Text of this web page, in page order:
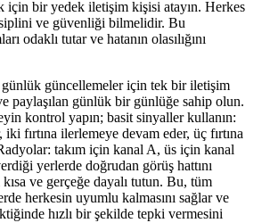
için bir yedek iletişim kişisi atayın. Herkes
ve güvenliği bilmelidir. Bu
odaklı tutar ve hatanın olasılığını
güncellemeler için tek bir iletişim
paylaşılan günlük bir günlüğe sahip olun.
kontrol yapın; basit sinyaller kullanın:
iki fırtına ilerlemeye devam eder, üç fırtına
takım için kanal A, üs için kanal
yerlerde doğrudan görüş hattını
ve gerçeğe dayalı tutun. Bu, tüm
herkesin uyumlu kalmasını sağlar ve
hızlı bir şekilde tepki vermesini